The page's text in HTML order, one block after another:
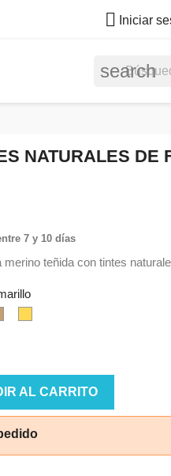
 Iniciar
search
NATURALES DE
7 y 10 días
merino teñida con tintes
AL CARRITO